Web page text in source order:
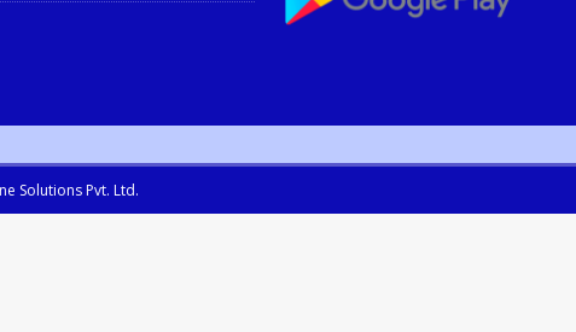
Solutions Pvt. Ltd.